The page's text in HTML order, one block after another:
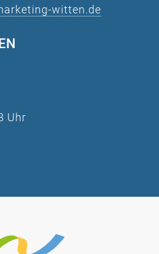
witten.de
Uhr